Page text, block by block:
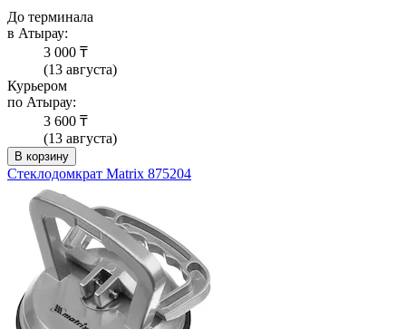
До терминала
в Атырау:
3 000 ₸
(13 августа)
Курьером
по Атырау:
3 600 ₸
(13 августа)
В корзину
Стеклодомкрат Matrix 875204